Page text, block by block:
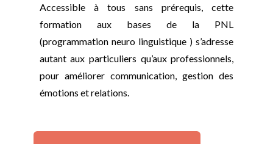
Accessible à tous sans prérequis, cette
formation aux bases de la PNL
(programmation neuro linguistique ) s’adresse
autant aux particuliers qu’aux professionnels,
pour améliorer communication, gestion des
émotions et relations.